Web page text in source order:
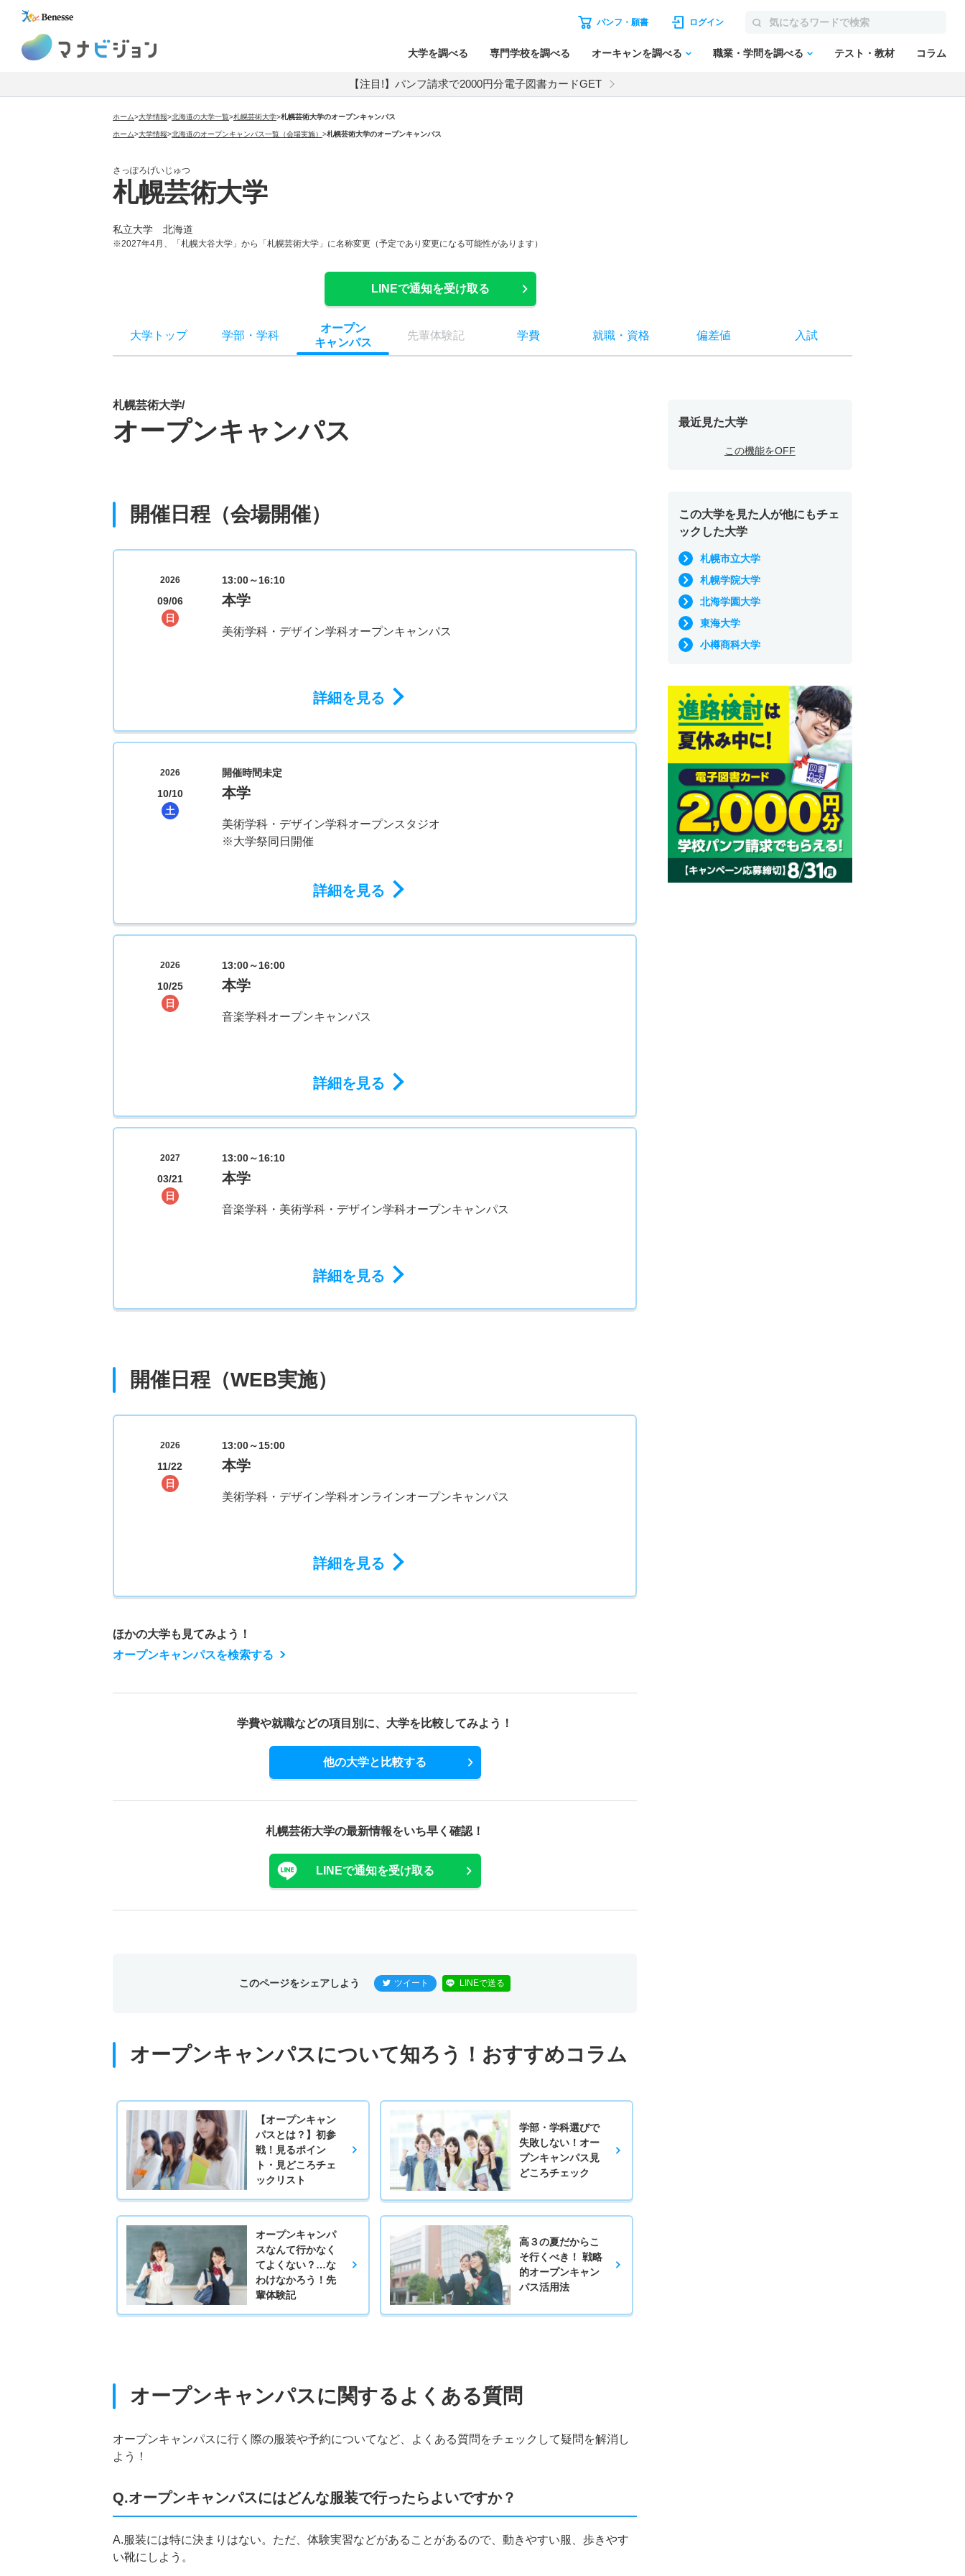
パンフ・願書 ログイン
大学を調べる 専門学校を調べる オーキャンを調べる 職業・学問を調べる テスト・教材 コラム
【注目!】パンフ請求で2000円分電子図書カードGET
ホーム>大学情報>北海道の大学一覧>札幌芸術大学>札幌芸術大学のオープンキャンパス
ホーム>大学情報>北海道のオープンキャンパス一覧（会場実施） >札幌芸術大学のオープンキャンパス
さっぽろげいじゅつ
札幌芸術大学
私立大学 北海道
※2027年4月、「札幌大谷大学」から「札幌芸術大学」に名称変更（予定であり変更になる可能性があります）
LINEで通知を受け取る
大学トップ 学部 ・ 学科
オープン
キャンパス
先輩体験記 学費 就職・ 資格 偏差値 入試
札幌芸術大学/
オープンキャンパス
開催日程（会場開催）
2026
09/06
日
13:00～16:10
本学
美術学科・デザイン学科オープンキャンパス
詳細を見る
2026
10/10
土
開催時間未定
本学
美術学科・デザイン学科オープンスタジオ
※大学祭同日開催
詳細を見る
2026
10/25
日
13:00～16:00
本学
音楽学科オープンキャンパス
詳細を見る
2027
03/21
日
13:00～16:10
本学
音楽学科・美術学科・デザイン学科オープンキャンパス
詳細を見る
開催日程（WEB実施）
2026
11/22
日
13:00～15:00
本学
美術学科・デザイン学科オンラインオープンキャンパス
詳細を見る
ほかの大学も見てみよう！
オープンキャンパスを検索する
学費や就職などの項目別に、 大学を比較してみよう！
他の大学と比較する
札幌芸術大学の最新情報をいち早く確認！
LINEで通知を受け取る
このページをシェアしよう ツイート LINEで送る
オープンキャンパスについて知ろう！おすすめコラム
【オープンキャン
パスとは？】初参
戦！見るポイン
ト・見どころチェ
ックリスト
学部・学科選びで
失敗しない！オー
プンキャンパス見
どころチェック
オープンキャンパ
スなんて行かなく
てよくない？…な
わけなかろう！先
輩体験記
高３の夏だからこ
そ行くべき！ 戦略
的オープンキャン
パス活用法
オープンキャンパスに関するよくある質問
オープンキャンパスに行く際の服装や予約についてなど、よくある質問をチェックして疑問を解消し
よう！
Q.オープンキャンパスにはどんな服装で行ったらよいですか？
A.服装には特に決まりはない。ただ、体験実習などがあることがあるので、動きやすい服、歩きやす
い靴にしよう。
最近見た大学
この機能をOFF
この大学を見た人が他にもチェ
ックした大学
札幌市立大学
札幌学院大学
北海学園大学
東海大学
小樽商科大学